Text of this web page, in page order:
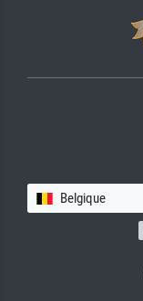
Belgique